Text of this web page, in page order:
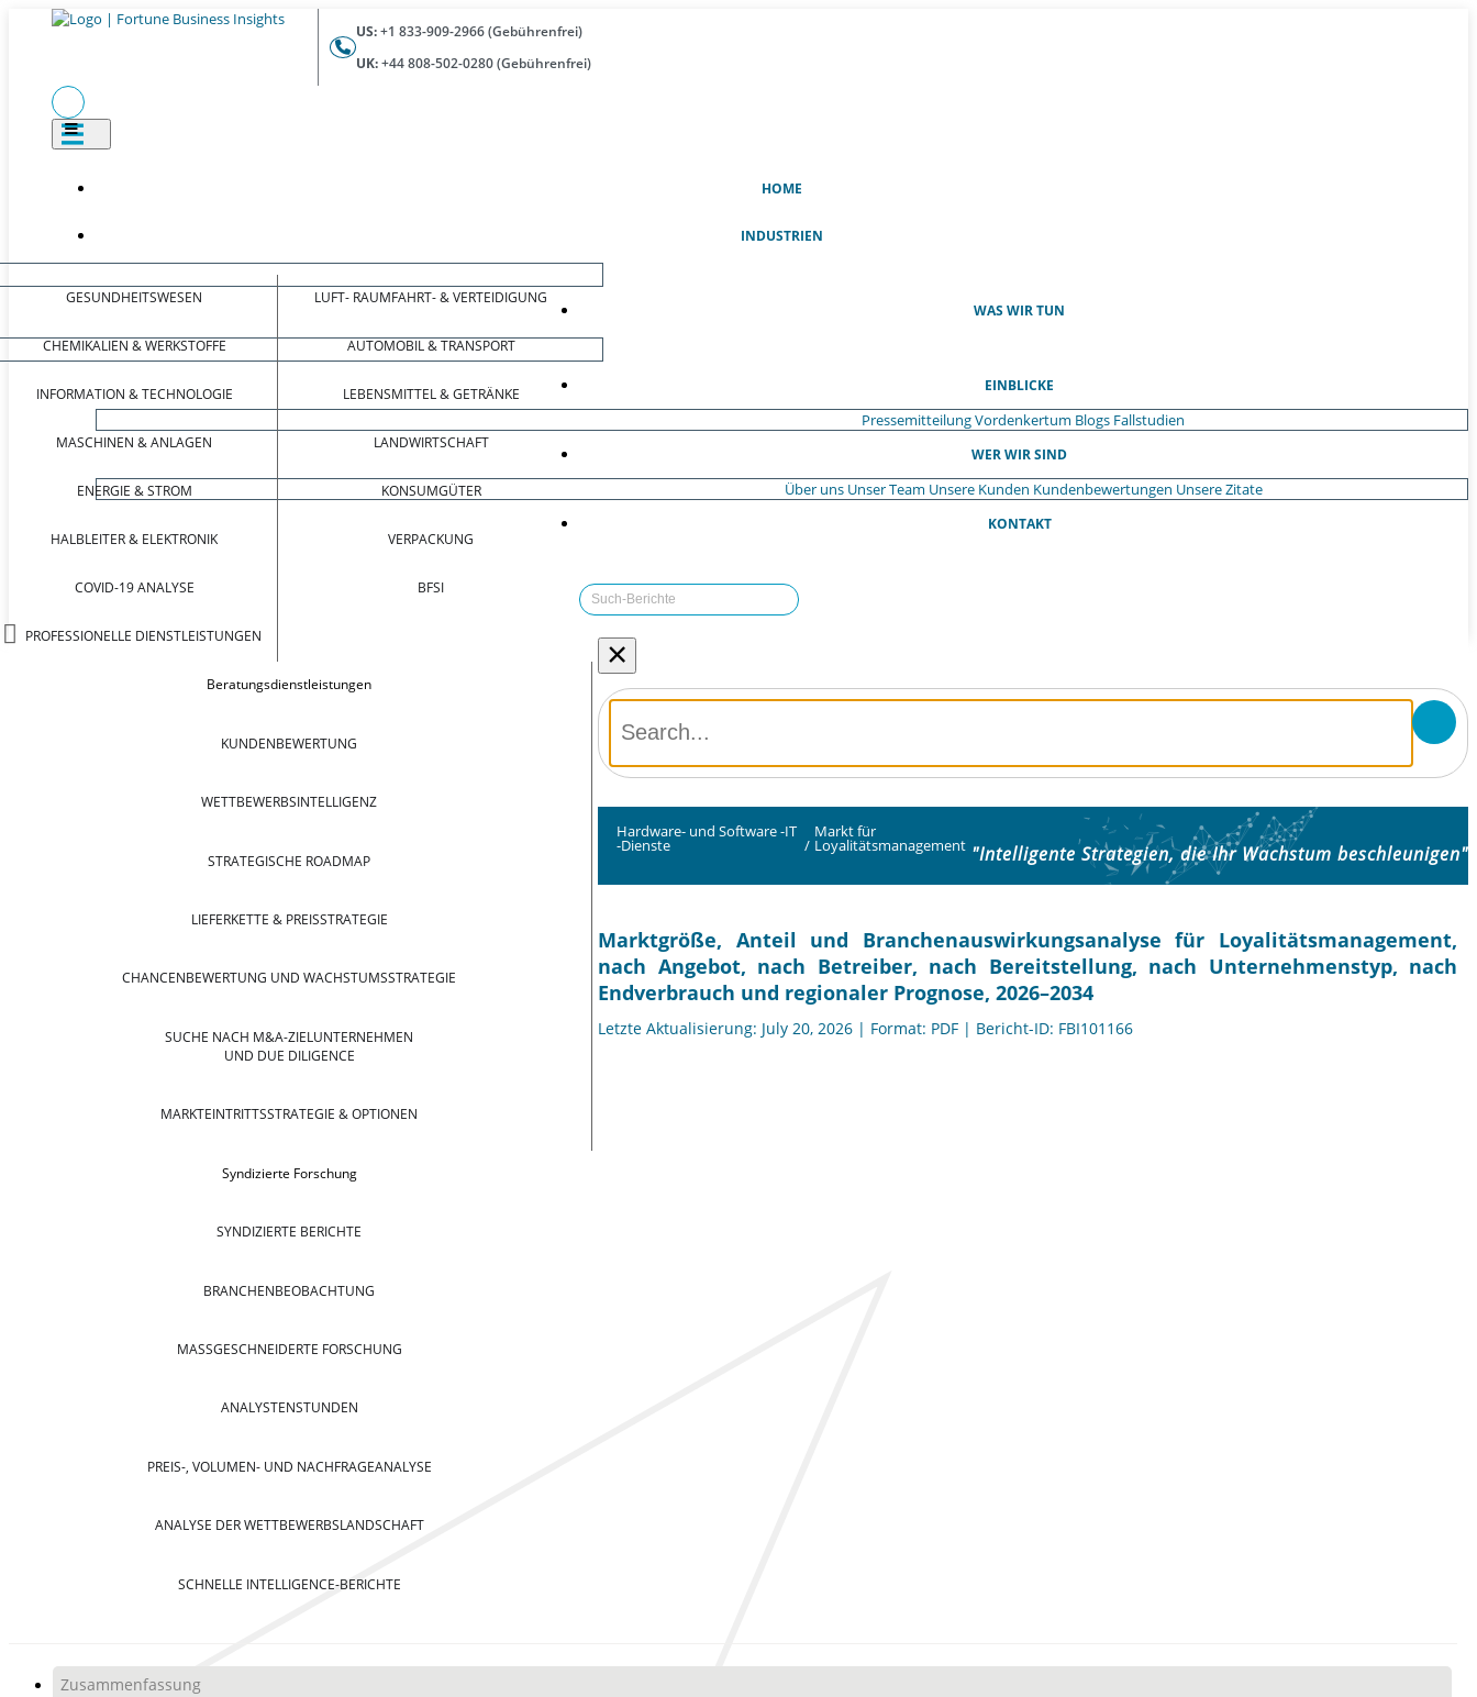
US:+1 833-909-2966 (Gebührenfrei)
UK:+44 808-502-0280 (Gebührenfrei)
HOME
INDUSTRIEN
GESUNDHEITSWESEN
CHEMIKALIEN & WERKSTOFFE
INFORMATION & TECHNOLOGIE
MASCHINEN & ANLAGEN
ENERGIE & STROM
HALBLEITER & ELEKTRONIK
COVID-19 ANALYSE
PROFESSIONELLE DIENSTLEISTUNGEN
LUFT- RAUMFAHRT- & VERTEIDIGUNG
AUTOMOBIL & TRANSPORT
LEBENSMITTEL & GETRÄNKE
LANDWIRTSCHAFT
KONSUMGÜTER
VERPACKUNG
BFSI
WAS WIR TUN
Beratungsdienstleistungen
KUNDENBEWERTUNG
WETTBEWERBSINTELLIGENZ
STRATEGISCHE ROADMAP
LIEFERKETTE & PREISSTRATEGIE
CHANCENBEWERTUNG UND WACHSTUMSSTRATEGIE
SUCHE NACH M&A-ZIELUNTERNEHMEN
UND DUE DILIGENCE
MARKTEINTRITTSSTRATEGIE & OPTIONEN
Syndizierte Forschung
SYNDIZIERTE BERICHTE
BRANCHENBEOBACHTUNG
MASSGESCHNEIDERTE FORSCHUNG
ANALYSTENSTUNDEN
PREIS-, VOLUMEN- UND NACHFRAGEANALYSE
ANALYSE DER WETTBEWERBSLANDSCHAFT
SCHNELLE INTELLIGENCE-BERICHTE
EINBLICKE
PressemitteilungVordenkertum Blogs Fallstudien
WER WIR SIND
Über uns Unser Team Unsere Kunden Kundenbewertungen Unsere Zitate
KONTAKT
×
Hardware- und Software -IT
-Dienste /
Markt für
Loyalitätsmanagement "Intelligente Strategien, die Ihr Wachstum beschleunigen"
Marktgröße, Anteil und Branchenauswirkungsanalyse für Loyalitätsmanagement,
nach Angebot, nach Betreiber, nach Bereitstellung, nach Unternehmenstyp, nach
Endverbrauch und regionaler Prognose, 2026–2034
Letzte Aktualisierung: July 20, 2026 | Format: PDF | Bericht-ID: FBI101166
Zusammenfassung